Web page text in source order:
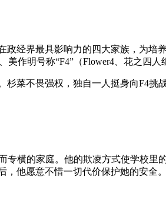
经界最具影响力的四大家族，为培
作明号称“F4”（Flower4、花之四人
菜不畏强权，独自一人挺身向F4
横的家庭。他的欺凌方式使学校
他愿意不惜一切代价保护她的安全。